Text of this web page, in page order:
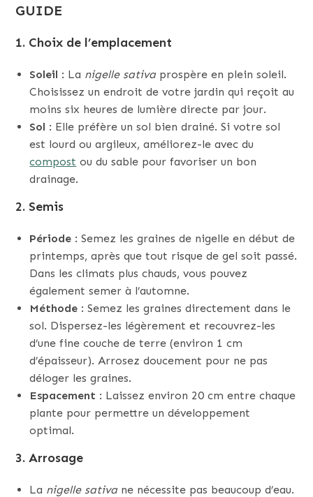
GUIDE
1. Choix de l’emplacement
Soleil : La nigelle sativaprospère en plein soleil.
Choisissez un endroit de votre jardin qui reçoit au
moins six heures de lumière directe par jour.
Sol : Elle préfère un sol bien drainé. Si votre sol
est lourd ou argileux, améliorez-le avec du
compost ou du sable pour favoriser un bon
drainage.
2. Semis
Période : Semez les graines de nigelle en début de
printemps, après que tout risque de gel soit passé.
Dans les climats plus chauds, vous pouvez
également semer à l’automne.
Méthode : Semez les graines directement dans le
sol. Dispersez-les légèrement et recouvrez-les
d’une fine couche de terre (environ 1 cm
d’épaisseur). Arrosez doucement pour ne pas
déloger les graines.
Espacement : Laissez environ 20 cm entre chaque
plante pour permettre un développement
optimal.
3.Arrosage
La nigelle sativane nécessite pas beaucoup d’eau.